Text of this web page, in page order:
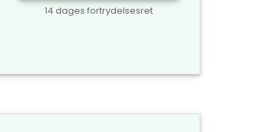
14 dages fortrydelsesret